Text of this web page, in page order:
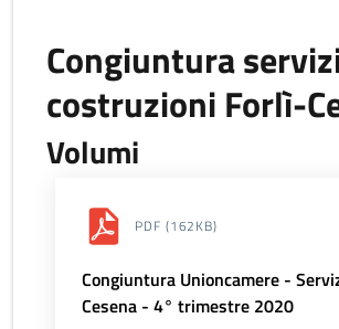
Congiuntura
costruzioni Forlì-
Volumi
PDF (162KB)
Congiuntura Unioncamere -
Cesena - 4° trimestre 2020